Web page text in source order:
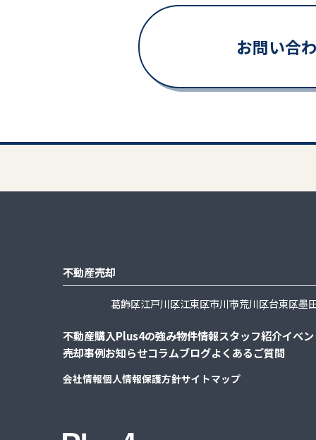
お問い合
不動産売却
葛飾区江戸川区江東区市川市荒川区台東区墨
不動産購入Plus4の強み物件情報スタッフ紹介イベ
売却事例お知らせコラムブログよくあるご質問
会社情報個人情報保護方針サイトマップ